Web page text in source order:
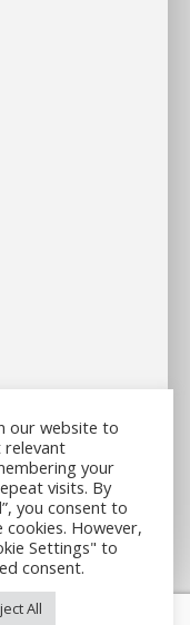
our website to
relevant
your
visits. By
you consent to
However,
Settings" to
consent.
All